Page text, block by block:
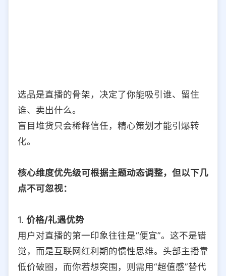
选品是直播的骨架，决定了你能吸引谁、留住
谁、卖出什么。
盲目堆货只会稀释信任，精心策划才能引爆转
化。
核心维度优先级可根据主题动态调整，但以下几
点不可忽视：
1. 价格/礼遇优势
用户对直播的第一印象往往是“便宜”。这不是错
觉，而是互联网红利期的惯性思维。头部主播靠
低价破圈，而你若想突围，则需用“超值感”替代